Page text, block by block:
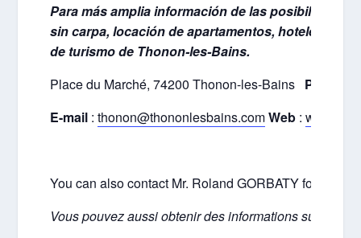
Para más amplia información de las posibilidades
sin carpa, locación de apartamentos, hoteles)
de turismo de Thonon-les-Bains.
Place du Marché, 74200 Thonon-les-Bains Phone
E-mail :thonon@thononlesbains.comWeb :
You can also contact Mr. Roland GORBATY for
Vous pouvez aussi obtenir des informations sur